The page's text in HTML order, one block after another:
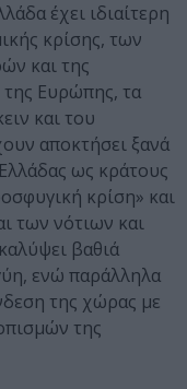
έχει ιδιαίτερη
κρίσης, των
και της
της Ευρώπης, τα
και του
αποκτήσει ξανά
ως κράτους
κρίση» και
των νότιων και
βαθιά
ενώ παράλληλα
της χώρας με
της